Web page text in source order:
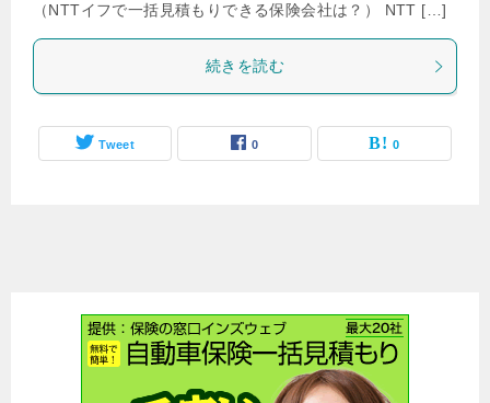
（NTTイフで一括見積もりできる保険会社は？） NTT […]
続きを読む
Tweet 0 0